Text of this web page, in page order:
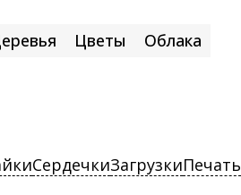
Цветы Облака
СердечкиЗагрузкиПечать